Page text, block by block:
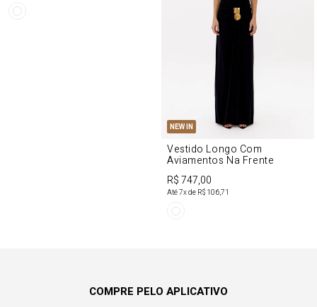
NEW IN
Vestido Longo Com
Aviamentos Na Frente
R$ 747,00
Até7x de R$ 106,71
COMPRE PELO APLICATIVO